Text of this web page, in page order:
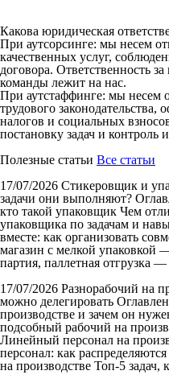
Какова юридическая
При аутсорсинге: мы несем
качественных услуг,
договора. Ответственность
команды лежит на нас.
При аутстаффинге: мы несем
трудового законодательства,
налогов и социальных
постановку задач и контроль
Полезные статьи Все статьи
17/07/2026 Стикеровщик и
задачи они выполняют?
кто такой упаковщик Чем
упаковщика по задачам и
вместе: как организовать
магазин с мелкой упаковкой
партия, паллетная отгрузка —
17/07/2026 Разнорабочий на
можно делегировать
производстве и зачем он
подсобный рабочий на
Линейный персонал на
персонал: как
на производстве Топ-5 задач,